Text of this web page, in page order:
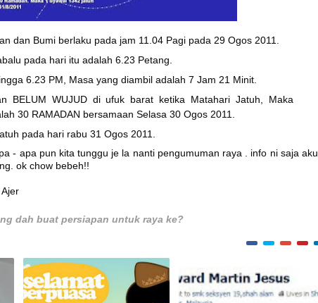
dan Bumi berlaku pada jam 11.04 Pagi pada 29 Ogos 2011.
pada hari itu adalah 6.23 Petang.
6.23 PM, Masa yang diambil adalah 7 Jam 21 Minit.
BELUM WUJUD di ufuk barat ketika Matahari Jatuh, Maka
30 RAMADAN bersamaan Selasa 30 Ogos 2011.
pada hari rabu 31 Ogos 2011.
- apa pun kita tunggu je la nanti pengumuman raya . info ni saja aku
ok chow bebeh!!
Ajer
dah buat persiapan untuk raya ke?